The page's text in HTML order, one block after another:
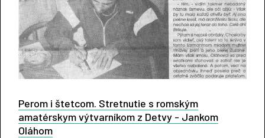
Perom i štetcom. Stretnutie s romským
amatérskym výtvarníkom z Detvy - Jankom
Oláhom